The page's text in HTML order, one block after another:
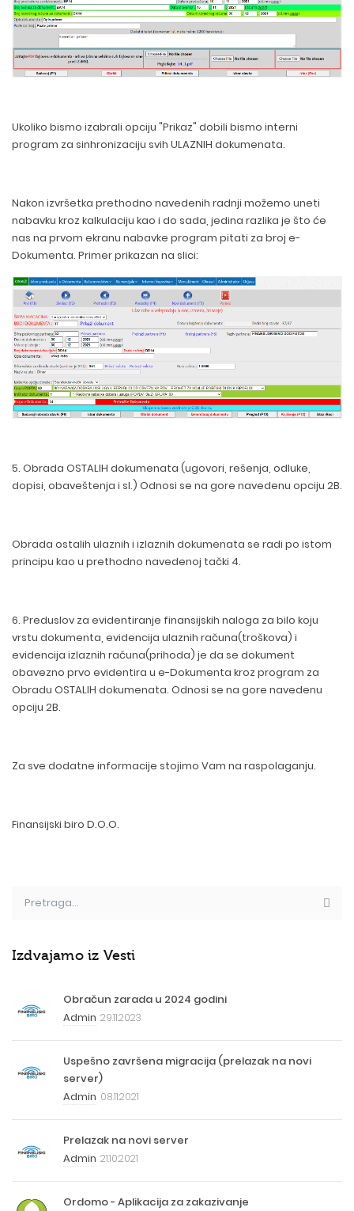
Ukoliko bismo izabrali opciju "Prikaz" dobili bismo interni
program za sinhronizaciju svih ULAZNIH dokumenata.
Nakon izvršetka prethodno navedenih radnji možemo uneti
nabavku kroz kalkulaciju kao i do sada, jedina razlika je što će
nas na prvom ekranu nabavke program pitati za broj e-
Dokumenta. Primer prikazan na slici:
5. Obrada OSTALIH dokumenata (ugovori, rešenja, odluke,
dopisi, obaveštenja i sl.) Odnosi se na gore navedenu opciju 2B.
Obrada ostalih ulaznih i izlaznih dokumenata se radi po istom
principu kao u prethodno navedenoj tački 4.
6. Preduslov za evidentiranje finansijskih naloga za bilo koju
vrstu dokumenta, evidencija ulaznih računa(troškova) i
evidencija izlaznih računa(prihoda) je da se dokument
obavezno prvo evidentira u e-Dokumenta kroz program za
Obradu OSTALIH dokumenata. Odnosi se na gore navedenu
opciju 2B.
Za sve dodatne informacije stojimo Vam na raspolaganju.
Finansijski biro D.O.O.
Izdvajamo iz Vesti
Obračun zarada u 2024 godini
Admin 29.11.2023
Uspešno završena migracija (prelazak na novi
server)
Admin 08.11.2021
Prelazak na novi server
Admin 21.10.2021
Ordomo - Aplikacija za zakazivanje